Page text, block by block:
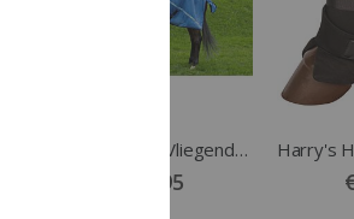
Harry's Horse Vliegendeken Mesh Pro Neck Blauw
€ 49,95